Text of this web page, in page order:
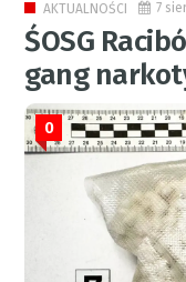
AKTUALNOŚCI 7
ŚOSG
gang
0